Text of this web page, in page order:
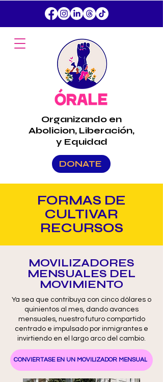
DONATE
Organizando en
Abolicion, Liberación,
y Equidad
FORMAS DE
CULTIVAR
RECURSOS
MOVILIZADORES
MENSUALES DEL
MOVIMIENTO
Ya sea que contribuya con cinco dólares o
quinientos al mes, dando avances
mensuales, nuestro futuro compartido
centrado e impulsado por inmigrantes e
invirtiendo en el largo arco del cambio.
CONVIÉRTASE EN UN MOVILIZADOR MENSUAL